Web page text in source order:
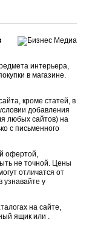
интерьера,
в магазине.
кроме статей, в
добавления
любых сайтов) на
с письменного
офертой,
не точной. Цены
отличатся от
узнавайте у
на сайте,
ящик или .